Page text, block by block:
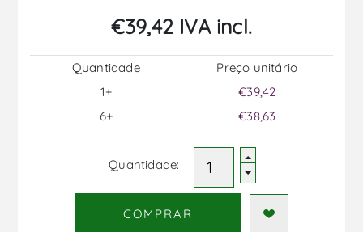
€39,42 IVA incl.
Quantidade
1+
6+
Preço unitário
€39,42
€38,63
Quantidade:
COMPRAR